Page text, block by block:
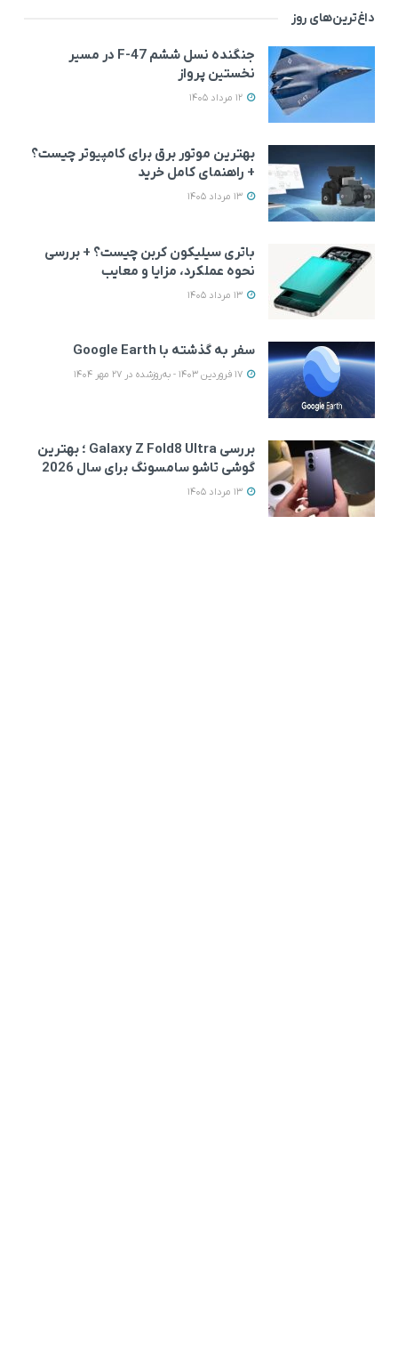
داغ‌ترین‌های روز
جنگنده نسل ششم F-47 در مسیر
نخستین پرواز
بهترین موتور برق برای کامپیوتر چیست؟
+ راهنمای کامل خرید
باتری سیلیکون کربن چیست؟ + بررسی
نحوه عملکرد، مزایا و معایب
سفر به گذشته با Google Earth
بررسی Galaxy Z Fold8 Ultra ؛ بهترین
گوشی تاشو سامسونگ برای سال 2026